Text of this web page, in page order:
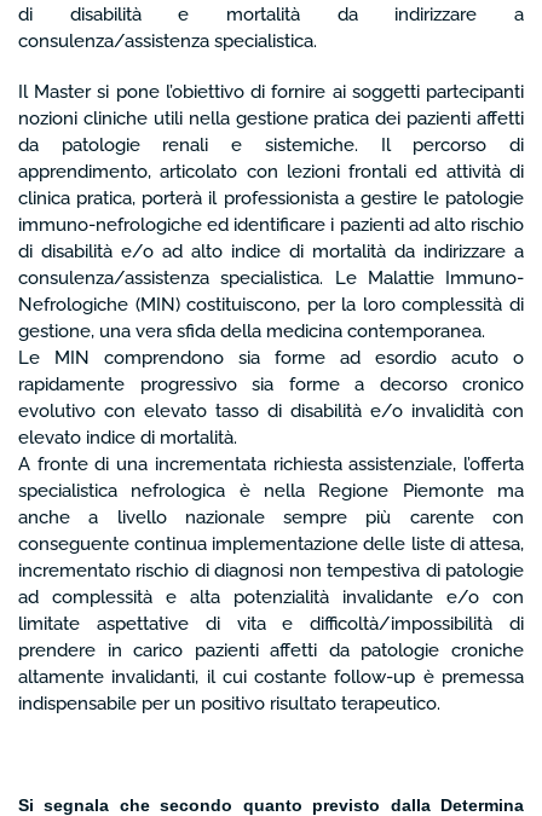
di disabilità e mortalità da indirizzare a
consulenza/assistenza specialistica.
Il Master si pone l’obiettivo di fornire ai soggetti partecipanti
nozioni cliniche utili nella gestione pratica dei pazienti affetti
da patologie renali e sistemiche. Il percorso di
apprendimento, articolato con lezioni frontali ed attività di
clinica pratica, porterà il professionista a gestire le patologie
immuno-nefrologiche ed identificare i pazienti ad alto rischio
di disabilità e/o ad alto indice di mortalità da indirizzare a
consulenza/assistenza specialistica. Le Malattie Immuno-
Nefrologiche (MIN) costituiscono, per la loro complessità di
gestione, una vera sfida della medicina contemporanea.
Le MIN comprendono sia forme ad esordio acuto o
rapidamente progressivo sia forme a decorso cronico
evolutivo con elevato tasso di disabilità e/o invalidità con
elevato indice di mortalità.
A fronte di una incrementata richiesta assistenziale, l’offerta
specialistica nefrologica è nella Regione Piemonte ma
anche a livello nazionale sempre più carente con
conseguente continua implementazione delle liste di attesa,
incrementato rischio di diagnosi non tempestiva di patologie
ad complessità e alta potenzialità invalidante e/o con
limitate aspettative di vita e difficoltà/impossibilità di
prendere in carico pazienti affetti da patologie croniche
altamente invalidanti, il cui costante follow-up è premessa
indispensabile per un positivo risultato terapeutico.
Si segnala che secondo quanto previsto dalla Determina